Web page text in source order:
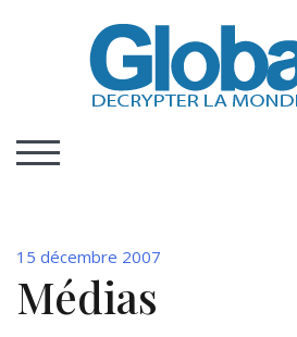
Globalix
TOGGLE MOBILE MENU
15 décembre 2007
Médias